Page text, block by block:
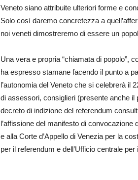
Veneto siano attribuite ulteriori forme e
Solo così daremo concretezza a
noi veneti dimostreremo di essere un
Una vera e propria “chiamata di popolo”,
ha espresso stamane facendo il punto a
l’autonomia del Veneto che si celebrerà il
di assessori, consiglieri (presente anche
decreto di indizione del referendum
l’affissione del manifesto di
e alla Corte d’Appello di Venezia per la
per il referendum e dell’Ufficio centrale per